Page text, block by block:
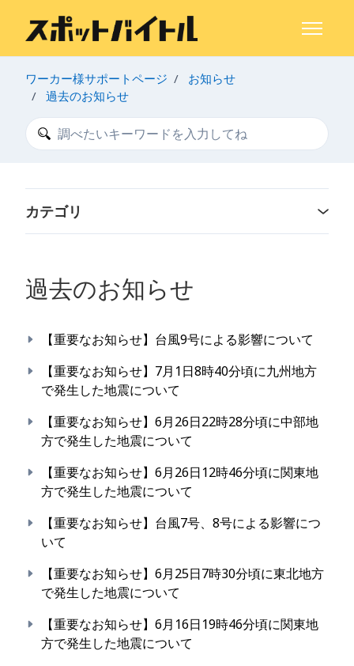
ナビゲ
ワーカー様サポートページ
お知らせ
過去のお知らせ
検索
過去のお知らせ
【重要なお知らせ】台風9号による影響について
【重要なお知らせ】7月1日8時40分頃に九州地方
で発生した地震について
【重要なお知らせ】6月26日22時28分頃に中部地
方で発生した地震について
【重要なお知らせ】6月26日12時46分頃に関東地
方で発生した地震について
【重要なお知らせ】台風7号、8号による影響につ
いて
【重要なお知らせ】6月25日7時30分頃に東北地方
で発生した地震について
【重要なお知らせ】6月16日19時46分頃に関東地
方で発生した地震について
カテゴリ